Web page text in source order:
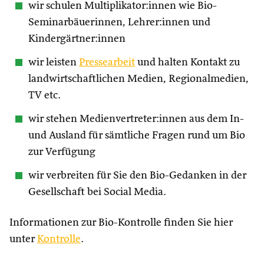
wir schulen Multiplikator:innen wie Bio-
Seminarbäuerinnen, Lehrer:innen und
Kindergärtner:innen
wir leisten Pressearbeit und halten Kontakt zu
landwirtschaftlichen Medien, Regionalmedien,
TV etc.
wir stehen Medienvertreter:innen aus dem In-
und Ausland für sämtliche Fragen rund um Bio
zur Verfügung
wir verbreiten für Sie den Bio-Gedanken in der
Gesellschaft bei Social Media.
Informationen zur Bio-Kontrolle finden Sie hier
unterKontrolle.